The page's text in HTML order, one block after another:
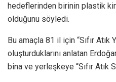
hedeflerinden birinin plastik
olduğunu söyledi.
Bu amaçla 81 il için “Sıfır Atık
oluşturduklarını anlatan
bina ve yerleşkeye “Sıfır Atık